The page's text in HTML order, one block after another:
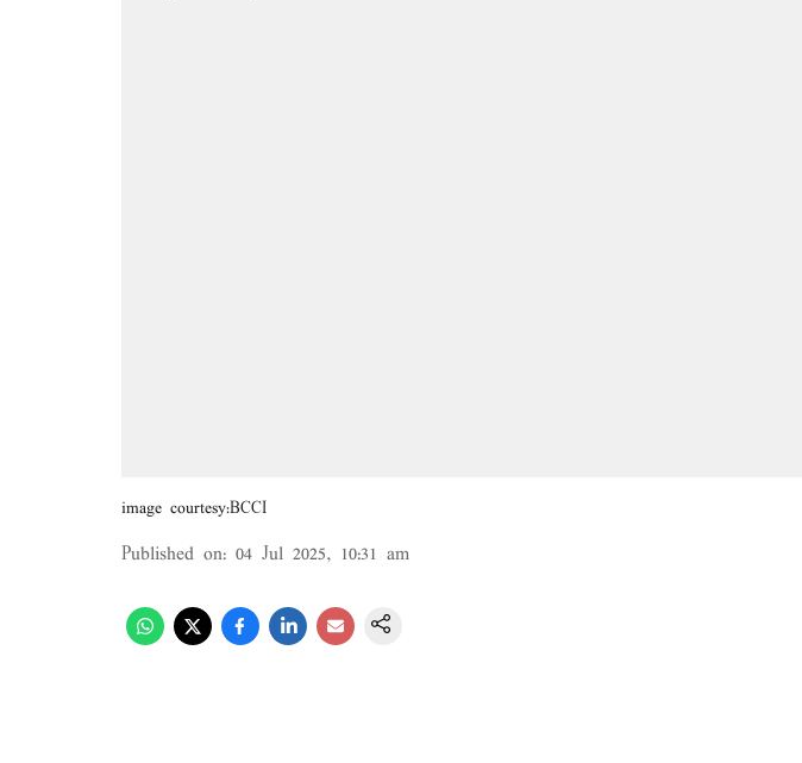
image courtesy:BCCI
Published on: 04 Jul 2025, 10:31 am